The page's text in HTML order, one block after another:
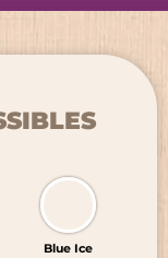
Blue Ice